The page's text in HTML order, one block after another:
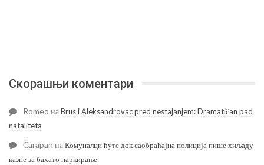
Скорашњи коментари
Romeo наBrus i Aleksandrovac pred nestajanjem: Dramatičan pad
nataliteta
Čarapan наКомуналци ћуте док саобраћајна полиција пише хиљаду
казне за бахато паркирање